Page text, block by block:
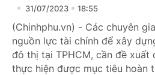
31/07/2023 18:55
(Chinhphu.vn) - Các chuyên
nguồn lực tài chính để xây
đô thị tại TPHCM, cần đề xuất
thực hiện được mục tiêu hoàn